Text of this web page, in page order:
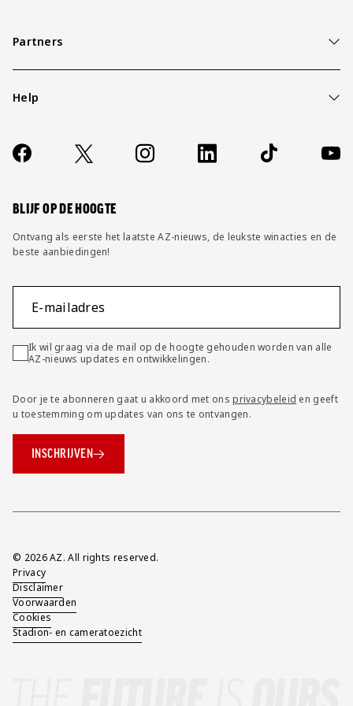
Partners
Help
Contact
FAQ
Socials
https://www.facebook.com/AZAlkmaar
X Instagram LinkedIn TikTok
BLIJF OP DE HOOGTE
Ontvang als eerste het laatste AZ-nieuws, de leukste winacties en de
beste aanbiedingen!
E-mailadres
Ik wil graag via de mail op de hoogte gehouden worden van alle
AZ-nieuws updates en ontwikkelingen.
Door je te abonneren gaat u akkoord met onsprivacybeleid en geeft
u toestemming om updates van ons te ontvangen.
INSCHRIJVEN
Overig
© 2026 AZ. All rights reserved.
Privacy
Disclaimer
Voorwaarden
Cookies
Stadion- en cameratoezicht